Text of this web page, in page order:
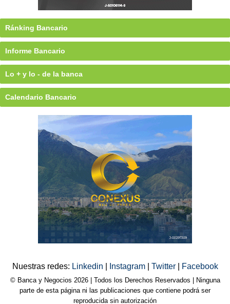
Ránking Bancario
Informe Bancario
Lo + y lo - de la banca
Calendario Bancario
Nuestras redes: Linkedin Instagram Twitter Facebook
© Banca y Negocios 2026 | Todos los Derechos Reservados | Ninguna
parte de esta página ni las publicaciones que contiene podrá ser
reproducida sin autorización